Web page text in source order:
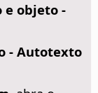
e objeto -
- Autotexto